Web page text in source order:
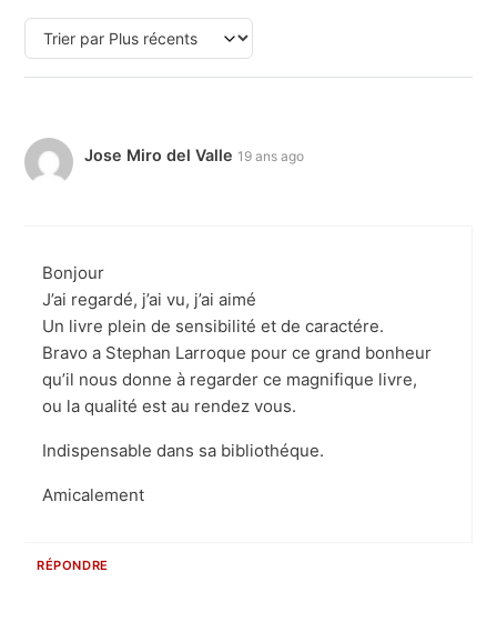
Jose Miro del Valle 19 ans ago
Bonjour
J’ai regardé, j’ai vu, j’ai aimé
Un livre plein de sensibilité et de caractére.
Bravo a Stephan Larroque pour ce grand bonheur
qu’il nous donne à regarder ce magnifique livre,
ou la qualité est au rendez vous.
Indispensable dans sa bibliothéque.
Amicalement
RÉPONDRE